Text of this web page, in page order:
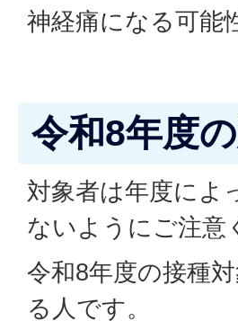
神経痛になる可能
令和8年度
対象者は年度によ
ないようにご注意
令和8年度の接種
る人です。